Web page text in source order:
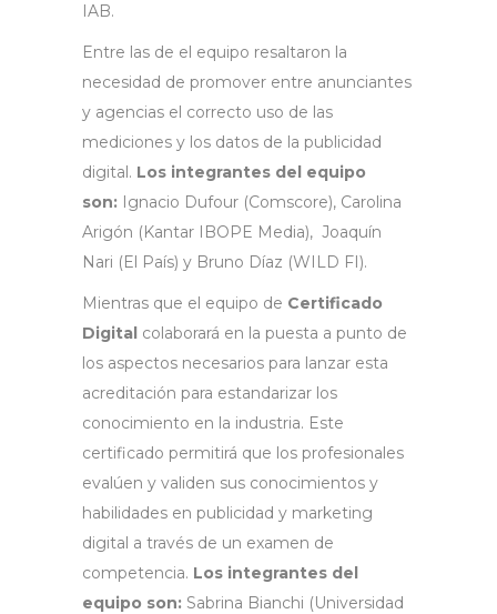
IAB.
Entre las de el equipo resaltaron la
necesidad de promover entre anunciantes
y agencias el correcto uso de las
mediciones y los datos de la publicidad
digital. Los integrantes del equipo
son: Ignacio Dufour (Comscore), Carolina
Arigón (Kantar IBOPE Media), Joaquín
Nari (El País) y Bruno Díaz (WILD FI).
Mientras que el equipo de Certificado
Digital colaborará en la puesta a punto de
los aspectos necesarios para lanzar esta
acreditación para estandarizar los
conocimiento en la industria. Este
certificado permitirá que los profesionales
evalúen y validen sus conocimientos y
habilidades en publicidad y marketing
digital a través de un examen de
competencia. Los integrantes del
equipo son: Sabrina Bianchi (Universidad